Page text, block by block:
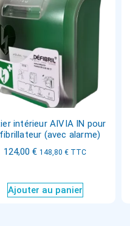
intérieur AIVIA IN pour
(avec alarme)
124,00 € 148,80 € TTC
Ajouter au panier